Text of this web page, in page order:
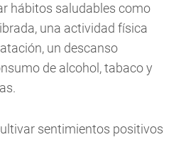
hábitos saludables como
una actividad física
un descanso
de alcohol, tabaco y
sentimientos positivos